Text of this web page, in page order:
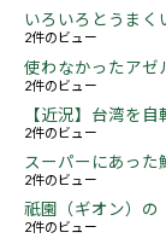
いろいろとうまく
2件のビュー
使わなかったアゼ
2件のビュー
【近況】台湾を
2件のビュー
スーパーにあった
2件のビュー
祇園（ギオン）の
2件のビュー